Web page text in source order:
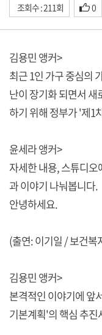
조회수 : 211회 0
김용민 앵커>
최근 1인 가구 중심의
난이 장기화 되면서
하기 위해 정부가 '제1
윤세라 앵커>
자세한 내용, 스튜디
과 이야기 나눠봅니다.
안녕하세요.
(출연: 이기일 / 보건복
김용민 앵커>
본격적인 이야기에 앞
기본계획'의 핵심 추